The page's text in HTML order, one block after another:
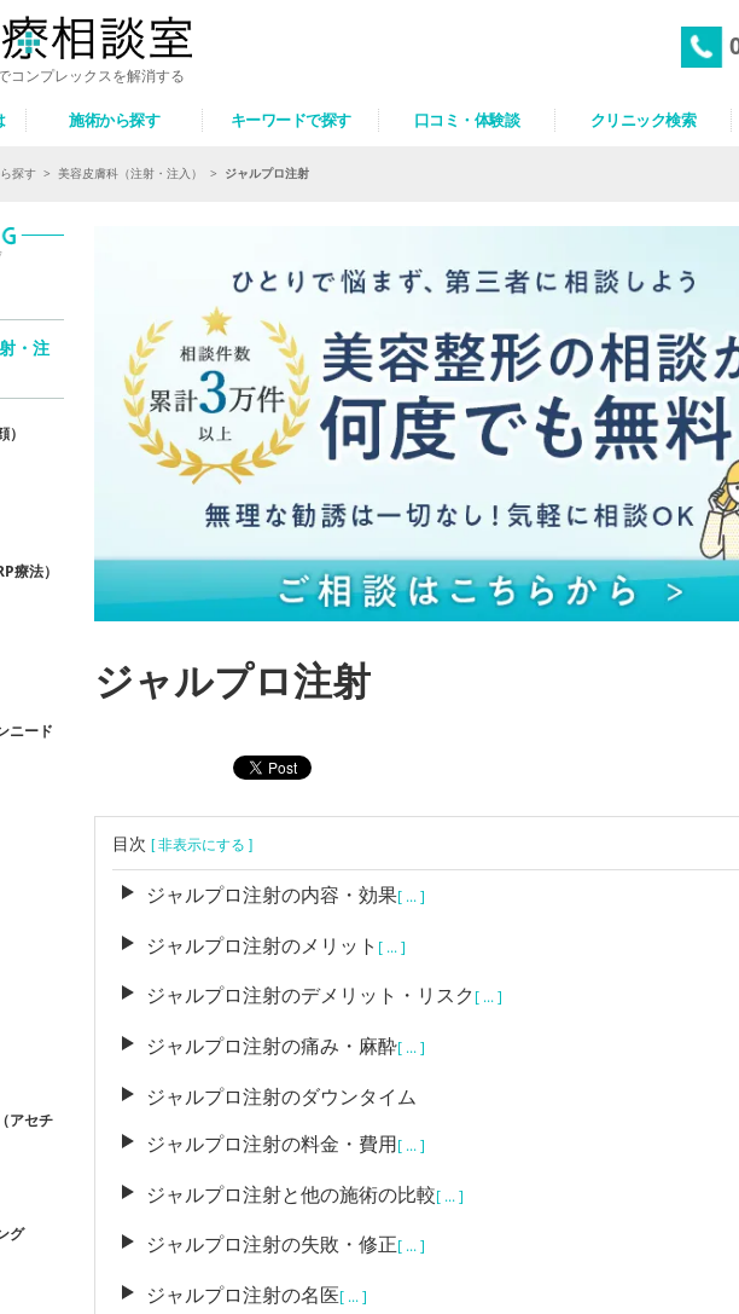
コンプレックスを解消する
施術から探す キーワードで探す 口コミ・体験談 クリニック検索
探す > 美容皮膚科（注射・注入） > ジャルプロ注射
ジャルプロ注射
目次 [ 非表示にする ]
ジャルプロ注射の内容・効果[ ... ]
ジャルプロ注射のメリット [ ... ]
ジャルプロ注射のデメリット・リスク [ ... ]
ジャルプロ注射の痛み・麻酔[ ... ]
ジャルプロ注射のダウンタイム
ジャルプロ注射の料金・費用[ ... ]
ジャルプロ注射と他の施術の比較[ ... ]
ジャルプロ注射の失敗・修正[ ... ]
ジャルプロ注射の名医[ ... ]
・注
療法）
ニード
アセチ
グ